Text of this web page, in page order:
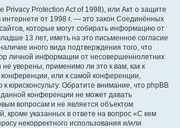
Privacy Protection Act of 1998), или Акт о защите
интернете от 1998 г. — это закон Соединённых
которые могут собирать информацию от
13 лет, иметь на это письменное согласие
иного вида подтверждения того, что
личной информации от несовершеннолетних
уверены, применимо ли это к вам, как к
или к самой конференции,
юрисконсульту. Обратите внимание, что phpBB
конференции не может давать
вопросам и не является объектом
кроме указанных в ответе на вопрос «С кем
некорректного использования и/или